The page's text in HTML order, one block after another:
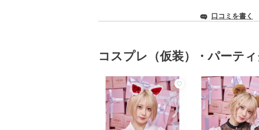
口コミを書く
コスプレ（仮装）・パーテ